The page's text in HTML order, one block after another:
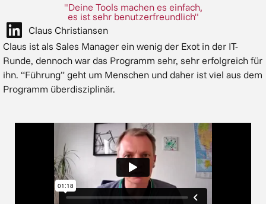
"Deine Tools machen es einfach,
es ist sehr benutzerfreundlich"
Claus Christiansen
Claus ist als Sales Manager ein wenig der Exot in der IT-
Runde, dennoch war das Programm sehr, sehr erfolgreich für
ihn. “Führung” geht um Menschen und daher ist viel aus dem
Programm überdisziplinär.